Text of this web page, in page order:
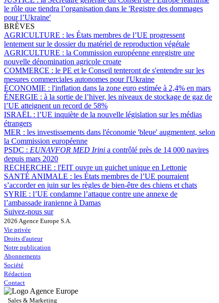
le rôle que tiendra l’organisation dans le 'Registre des dommages
pour l’Ukraine'
BRÈVES
AGRICULTURE : les États membres de l’UE progressent
lentement sur le dossier du matériel de reproduction végétale
AGRICULTURE : la Commission européenne enregistre une
nouvelle dénomination agricole croate
COMMERCE : le PE et le Conseil tenteront de s'entendre sur les
mesures commerciales autonomes pour l'Ukraine
ÉCONOMIE : l'inflation dans la zone euro estimée à 2,4% en mars
ÉNERGIE : à la sortie de l’hiver, les niveaux de stockage de gaz de
l’UE atteignent un record de 58%
ISRAËL : l’UE inquiète de la nouvelle législation sur les médias
étrangers
MER : les investissements dans l'économie 'bleue' augmentent, selon
la Commission européenne
PSDC : EUNAVFOR MED Irini a contrôlé près de 14 000 navires
depuis mars 2020
RECHERCHE : l'EIT ouvre un guichet unique en Lettonie
SANTÉ ANIMALE : les États membres de l’UE pourraient
s’accorder en juin sur les règles de bien-être des chiens et chats
SYRIE : l’UE condamne l’attaque contre une annexe de
l’ambassade iranienne à Damas
Suivez-nous sur
2026 Agence Europe S.A.
Vie privée
Droits d'auteur
Notre publication
Abonnements
Société
Rédaction
Contact
Sales & Marketing